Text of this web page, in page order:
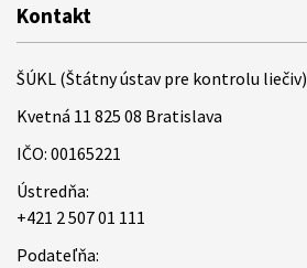
Kontakt
ŠÚKL (Štátny ústav pre kontrolu liečiv)
Kvetná 11 825 08 Bratislava
IČO: 00165221
Ústredňa:
+421 2 507 01 111
Podateľňa: